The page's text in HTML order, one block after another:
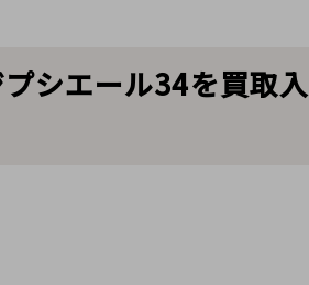
シエール34を買取入